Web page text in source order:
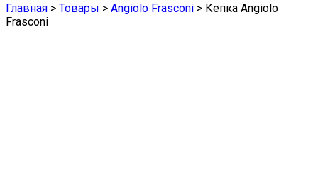
Главная > Товары > Angiolo Frasconi > Кепка Angiolo
Frasconi